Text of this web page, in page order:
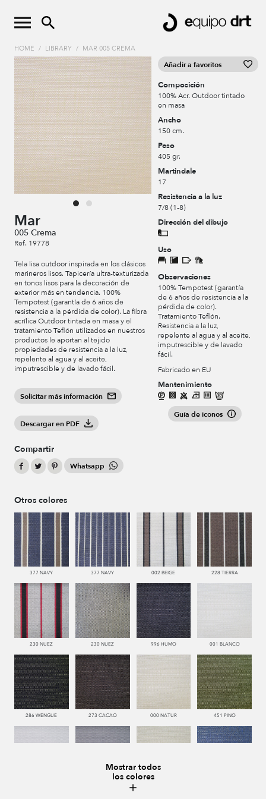
HOME / LIBRARY / MAR 005 CREMA
Mar
005 Crema
Ref. 19778
Tela lisa outdoor inspirada en los clásicos
marineros lisos. Tapicería ultra-texturizada
en tonos lisos para la decoración de
exterior más en tendencia. 100%
Tempotest (garantía de 6 años de
resistencia a la pérdida de color). La fibra
acrílica Outdoor tintada en masa y el
tratamiento Teflón utilizados en nuestros
productos le aportan al tejido
propiedades de resistencia a la luz,
repelente al agua y al aceite,
imputrescible y de lavado fácil.
Solicitar más información
Descargar en PDF
Compartir
Whatsapp
Añadir a favoritos
Composición
100% Acr. Outdoor tintado
en masa
Ancho
150 cm.
Peso
405 gr.
Martindale
17
Resistencia a la luz
7/8 (1-8)
Dirección del dibujo
Uso
Observaciones
100% Tempotest (garantía
de 6 años de resistencia a la
pérdida de color).
Tratamiento Teflón.
Resistencia a la luz,
repelente al agua y al aceite,
imputrescible y de lavado
fácil.
Fabricado en EU
Mantenimiento
Guía de iconos
Otros colores
377 NAVY 377 NAVY 002 BEIGE 228 TIERRA
230 NUEZ 230 NUEZ 996 HUMO 001 BLANCO
286 WENGUE 273 CACAO 000 NATUR 451 PINO
Mostrar todos
los colores